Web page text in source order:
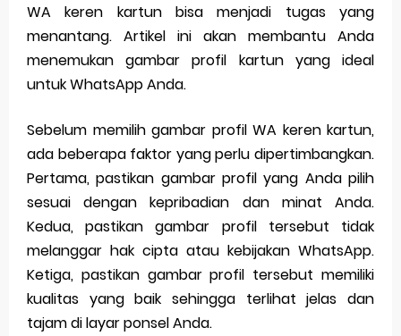
WA keren kartun bisa menjadi tugas yang
menantang. Artikel ini akan membantu Anda
menemukan gambar profil kartun yang ideal
untuk WhatsApp Anda.
Sebelum memilih gambar profil WA keren kartun,
ada beberapa faktor yang perlu dipertimbangkan.
Pertama, pastikan gambar profil yang Anda pilih
sesuai dengan kepribadian dan minat Anda.
Kedua, pastikan gambar profil tersebut tidak
melanggar hak cipta atau kebijakan WhatsApp.
Ketiga, pastikan gambar profil tersebut memiliki
kualitas yang baik sehingga terlihat jelas dan
tajam di layar ponsel Anda.